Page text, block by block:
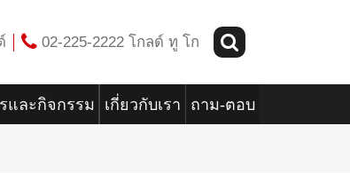
02-225-2222 โกลด์ ทู โก
และกิจกรรม เกี่ยวกับเรา ถาม-ตอบ